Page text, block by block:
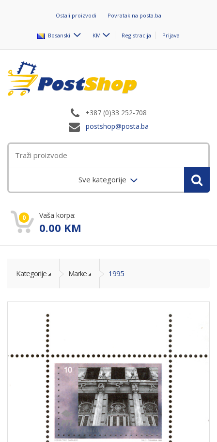
Ostali proizvodi Povratak na posta.ba
Bosanski KM Registracija Prijava
+387 (0)33 252-708
postshop@posta.ba
Sve kategorije
0 Vaša korpa:
0.00 KM
Kategorije Marke 1995